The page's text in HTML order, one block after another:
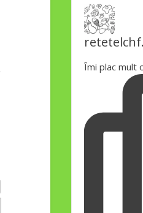
Îmi plac mult